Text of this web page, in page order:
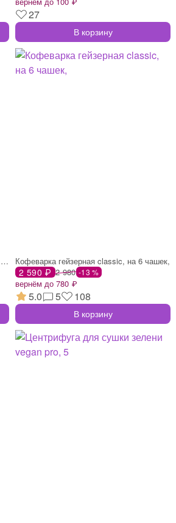
27
В корзину
Кофеварка гейзерная с капучинатором blac Кофеварка гейзерная classic, на 6 чашек,
2 590 ₽ 2 980 -13 %
вернём до 780 ₽
5.0 5 108
В корзину